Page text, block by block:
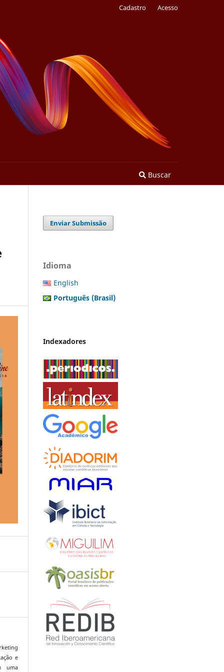
Buscar
Cadastro Acesso
e
uma
Enviar Submissão
Idioma
English
Português (Brasil)
Indexadores